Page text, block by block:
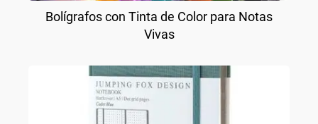
Bolígrafos con Tinta de Color para Notas
Vivas